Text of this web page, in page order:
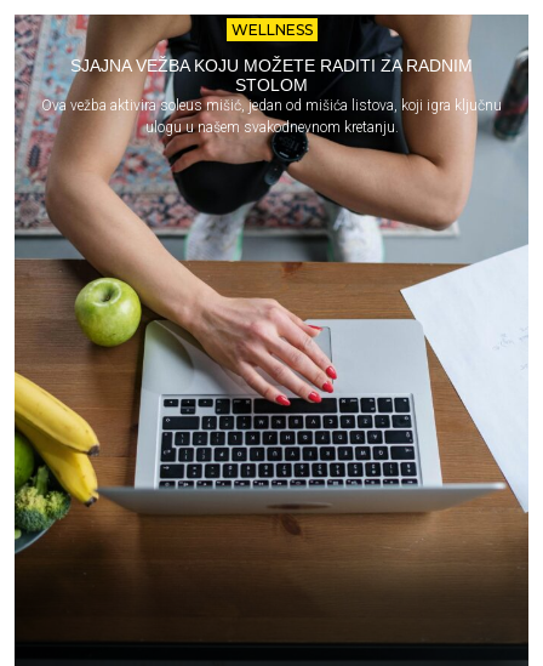
WELLNESS
SJAJNA VEŽBA KOJU MOŽETE RADITI ZA RADNIM
STOLOM
Ova vežba aktivira soleus mišić, jedan od mišića listova, koji igra ključnu
ulogu u našem svakodnevnom kretanju.